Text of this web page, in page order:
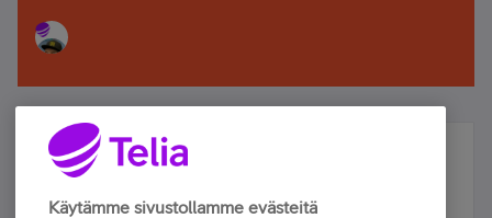
Älä jää paitsi – osallistu ja voita!
Tilaa Telian uutiskirje ja olet mukana arvonnassa.
Käytämme sivustollamme evästeitä